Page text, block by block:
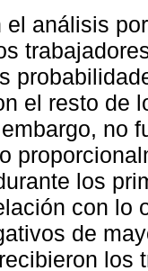
el análisis
el resto de
no
los
con lo
de
los